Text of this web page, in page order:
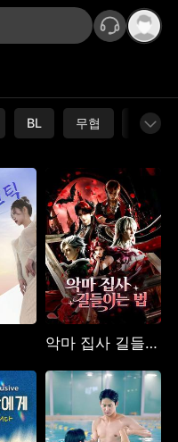
BL 무협 復讐
악마 집사 길들이는 법